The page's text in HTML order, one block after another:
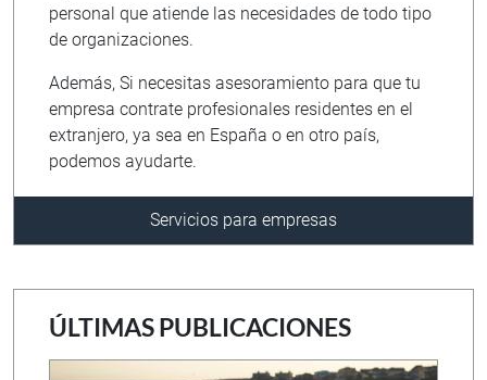
personal que atiende las necesidades de todo tipo
de organizaciones.
Además, Si necesitas asesoramiento para que tu
empresa contrate profesionales residentes en el
extranjero, ya sea en España o en otro país,
podemos ayudarte.
Servicios para empresas
ÚLTIMAS PUBLICACIONES